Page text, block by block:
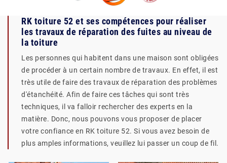
RK toiture 52 et ses compétences pour réaliser
les travaux de réparation des fuites au niveau de
la toiture
Les personnes qui habitent dans une maison sont obligées
de procéder à un certain nombre de travaux. En effet, il est
très utile de faire des travaux de réparation des problèmes
d'étanchéité. Afin de faire ces tâches qui sont très
techniques, il va falloir rechercher des experts en la
matière. Donc, nous pouvons vous proposer de placer
votre confiance en RK toiture 52. Si vous avez besoin de
plus amples informations, veuillez lui passer un coup de fil.